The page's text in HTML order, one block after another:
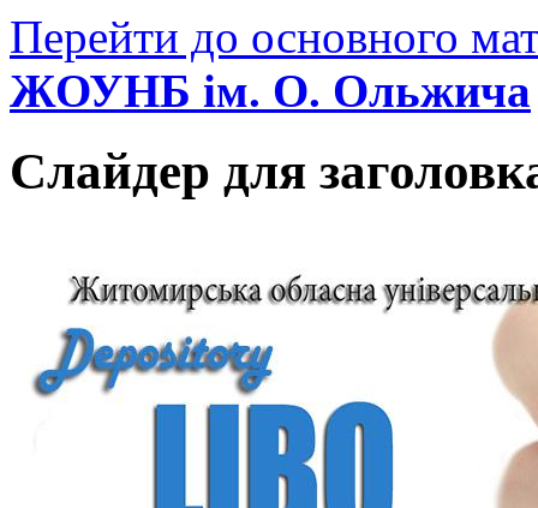
Перейти до основного
ЖОУНБ ім. О. Ольжича
Слайдер для